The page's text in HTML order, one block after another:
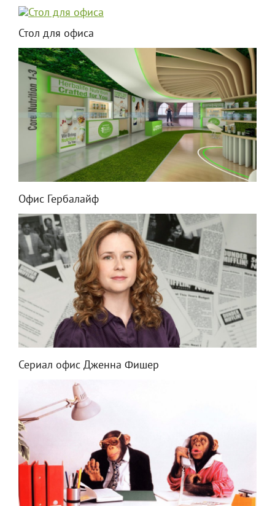
Стол для офиса
Офис Гербалайф
Сериал офис Дженна Фишер